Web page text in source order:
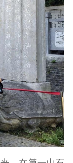
成果集萃
载
新闻发布
目
文化传承
文化产业
紫艺舞台